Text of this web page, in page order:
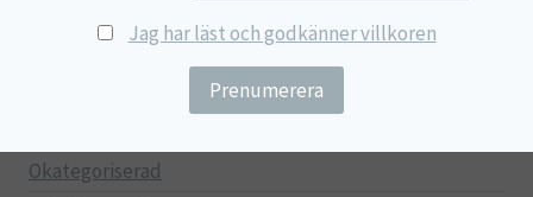
Hjärna & Minne
Okategoriserad
Jag har läst och godkänner villkoren